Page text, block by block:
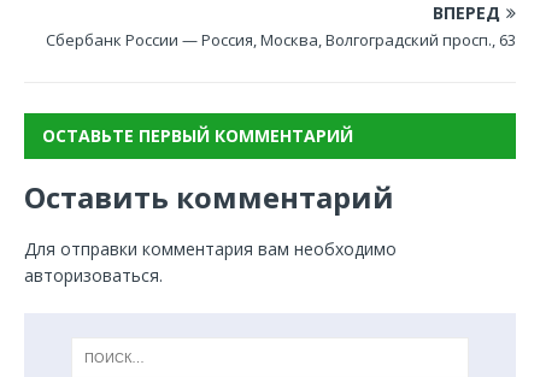
ВПЕРЕД
Сбербанк России — Россия, Москва, Волгоградский просп., 63
ОСТАВЬТЕ ПЕРВЫЙ КОММЕНТАРИЙ
Оставить комментарий
Для отправки комментария вам необходимо
авторизоваться.